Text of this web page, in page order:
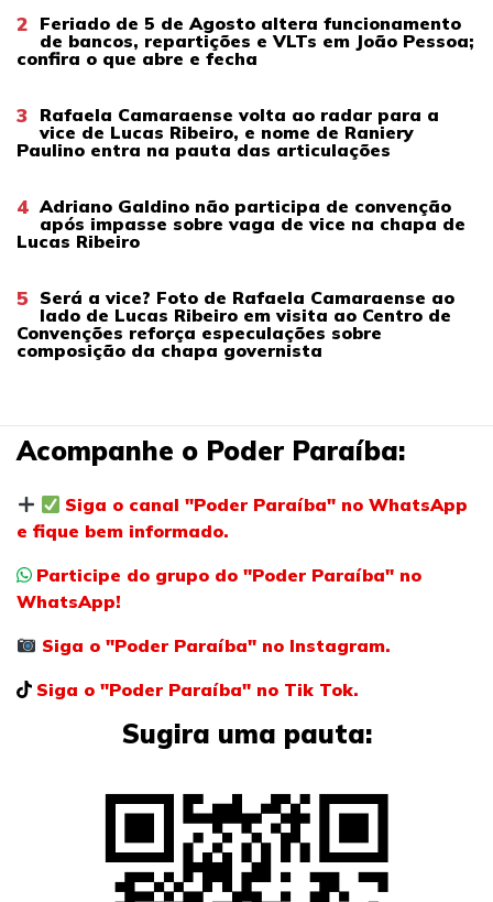
2 Feriado de 5 de Agosto altera funcionamento
de bancos, repartições e VLTs em João Pessoa;
confira o que abre e fecha
3 Rafaela Camaraense volta ao radar para a
vice de Lucas Ribeiro, e nome de Raniery
Paulino entra na pauta das articulações
4 Adriano Galdino não participa de convenção
após impasse sobre vaga de vice na chapa de
Lucas Ribeiro
5 Será a vice? Foto de Rafaela Camaraense ao
lado de Lucas Ribeiro em visita ao Centro de
Convenções reforça especulações sobre
composição da chapa governista
Acompanhe o Poder Paraíba:
Siga o canal "Poder Paraíba" no WhatsApp
e fique bem informado.
Participe do grupo do "Poder Paraíba" no
WhatsApp!
Siga o "Poder Paraíba" no Instagram.
Siga o "Poder Paraíba" no Tik Tok.
Sugira uma pauta: